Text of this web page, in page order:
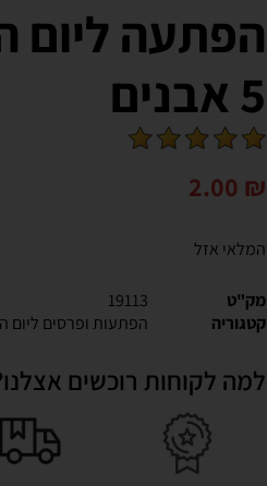
הפתעה
5 אבנים
2.00 ₪
המלאי אזל
מק"ט
19113
קטגוריה
הפתעות ופרסים ליום
למה לקוחות רוכשים